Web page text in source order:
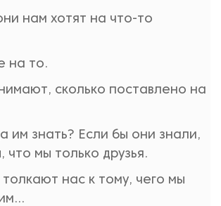
нам хотят на что-то
на то.
сколько поставлено на
им знать? Если бы они знали,
что мы только друзья.
нас к тому, чего мы